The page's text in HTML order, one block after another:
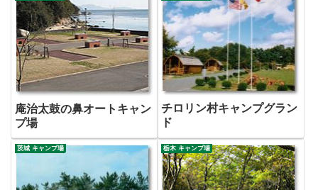
庵治太鼓の鼻オートキャン
プ場
チロリン村キャンプグラン
ド
茨城 キャンプ場 栃木 キャンプ場